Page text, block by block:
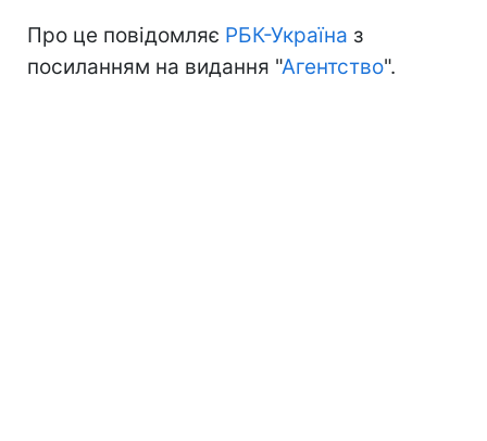
Про це повідомляє РБК-Україна з
посиланням на видання "Агентство".